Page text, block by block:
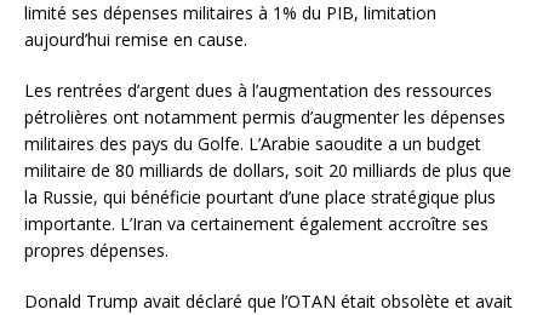
limité ses dépenses militaires à 1% du PIB, limitation
aujourd’hui remise en cause.
Les rentrées d’argent dues à l’augmentation des ressources
pétrolières ont notamment permis d’augmenter les dépenses
militaires des pays du Golfe. L’Arabie saoudite a un budget
militaire de 80 milliards de dollars, soit 20 milliards de plus que
la Russie, qui bénéficie pourtant d’une place stratégique plus
importante. L’Iran va certainement également accroître ses
propres dépenses.
Donald Trump avait déclaré que l’OTAN était obsolète et avait